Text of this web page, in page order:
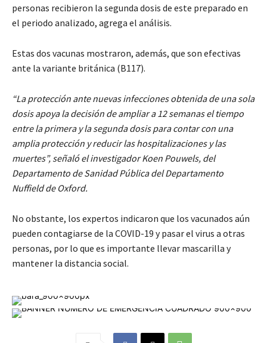
personas recibieron la segunda dosis de este preparado en
el periodo analizado, agrega el análisis.
Estas dos vacunas mostraron, además, que son efectivas
ante la variante británica (B117).
“La protección ante nuevas infecciones obtenida de una sola
dosis apoya la decisión de ampliar a 12 semanas el tiempo
entre la primera y la segunda dosis para contar con una
amplia protección y reducir las hospitalizaciones y las
muertes”, señaló el investigador Koen Pouwels, del
Departamento de Sanidad Pública del Departamento
Nuffield de Oxford.
No obstante, los expertos indicaron que los vacunados aún
pueden contagiarse de la COVID-19 y pasar el virus a otras
personas, por lo que es importante llevar mascarilla y
mantener la distancia social.